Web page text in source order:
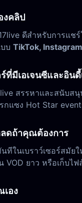
งคลิป
ดีสำหรับการแช
บ TikTok,
ที่มีเอเจนซีและอิน
สรรหาและสนับส
แซง Hot Star
ลดถ้าคุณต้องการ
ทีในเบราว์เซอร์สมั
VOD ยาว หรือเก็บไฟ
อง